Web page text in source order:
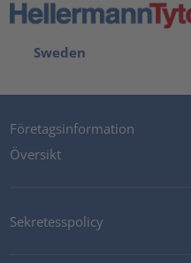
Sweden
Företagsinformation
Översikt
Sekretesspolicy